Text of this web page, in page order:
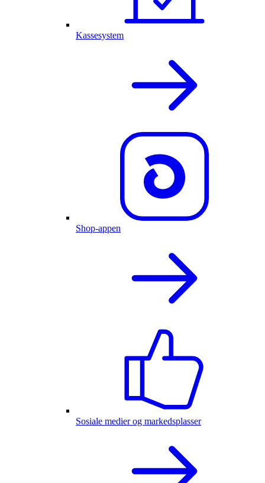
Kassesystem
Shop-appen
Sosiale medier og markedsplasser